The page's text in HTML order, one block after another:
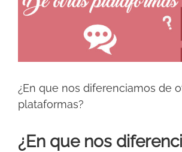
¿En que nos diferenciamos de
plataformas?
¿En que nos